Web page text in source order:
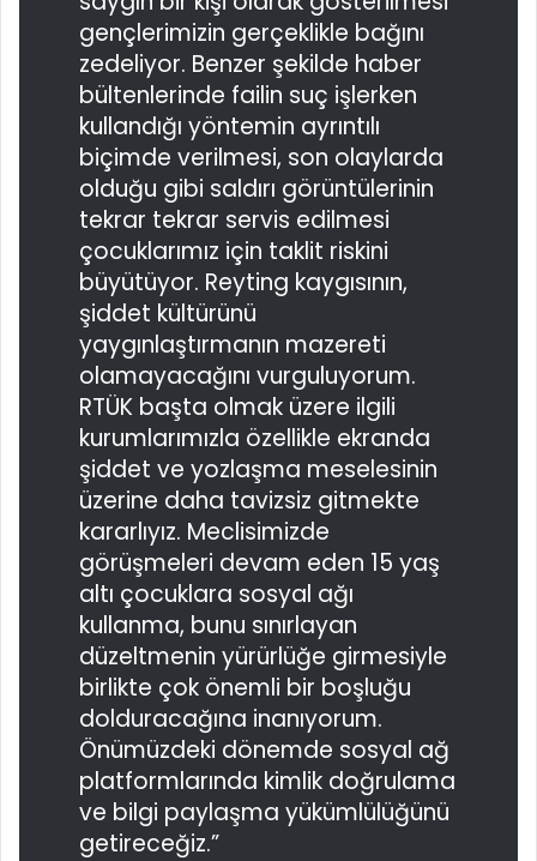
gençlerimizin gerçeklikle bağını
zedeliyor. Benzer şekilde haber
bültenlerinde failin suç işlerken
kullandığı yöntemin ayrıntılı
biçimde verilmesi, son olaylarda
olduğu gibi saldırı görüntülerinin
tekrar tekrar servis edilmesi
çocuklarımız için taklit riskini
büyütüyor. Reyting kaygısının,
şiddet kültürünü
yaygınlaştırmanın mazereti
olamayacağını vurguluyorum.
RTÜK başta olmak üzere ilgili
kurumlarımızla özellikle ekranda
şiddet ve yozlaşma meselesinin
üzerine daha tavizsiz gitmekte
kararlıyız. Meclisimizde
görüşmeleri devam eden 15 yaş
altı çocuklara sosyal ağı
kullanma, bunu sınırlayan
düzeltmenin yürürlüğe girmesiyle
birlikte çok önemli bir boşluğu
dolduracağına inanıyorum.
Önümüzdeki dönemde sosyal ağ
platformlarında kimlik doğrulama
ve bilgi paylaşma yükümlülüğünü
getireceğiz.”